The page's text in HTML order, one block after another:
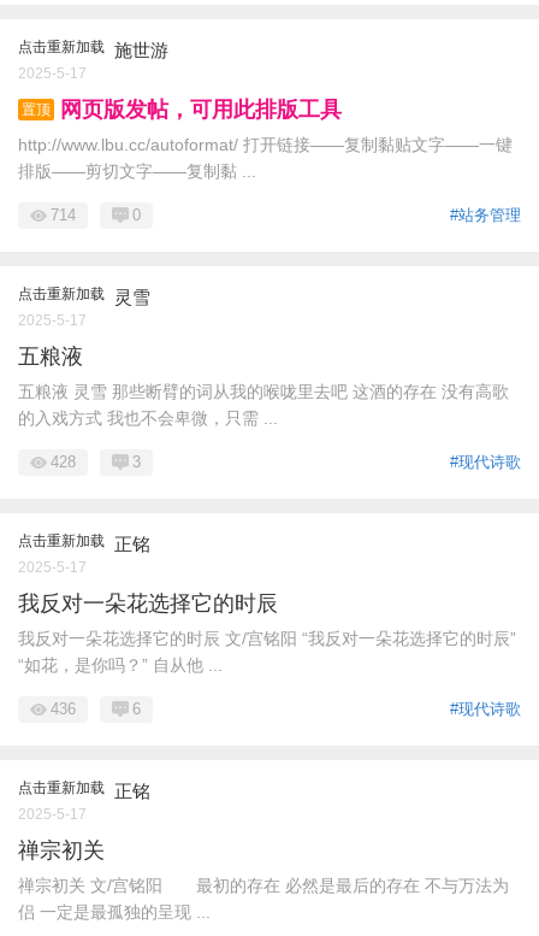
点击重新加载 施世游
2025-5-17
置顶 网页版发帖，可用此排版工具
http://www.lbu.cc/autoformat/ 打开链接——复制黏贴文字——一键
排版——剪切文字——复制黏 ...
#站务管理
714 0
点击重新加载 灵雪
2025-5-17
五粮液
五粮液 灵雪 那些断臂的词从我的喉咙里去吧 这酒的存在 没有高歌
的入戏方式 我也不会卑微，只需 ...
#现代诗歌
428 3
点击重新加载 正铭
2025-5-17
我反对一朵花选择它的时辰
我反对一朵花选择它的时辰 文/宫铭阳 “我反对一朵花选择它的时辰”
“如花，是你吗？” 自从他 ...
#现代诗歌
436 6
点击重新加载 正铭
2025-5-17
禅宗初关
禅宗初关 文/宫铭阳 最初的存在 必然是最后的存在 不与万法为
侣 一定是最孤独的呈现 ...